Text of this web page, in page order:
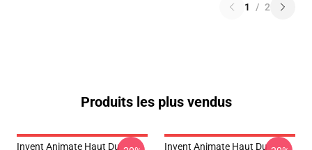
1 / 2
Produits les plus vendus
Invent Animate Haut Du
Invent Animate Haut Du